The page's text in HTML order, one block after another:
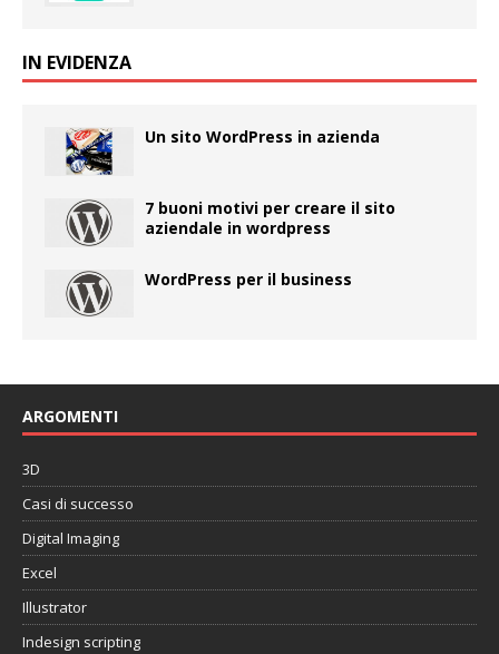
IN EVIDENZA
Un sito WordPress in azienda
7 buoni motivi per creare il sito
aziendale in wordpress
WordPress per il business
ARGOMENTI
3D
Casi di successo
Digital Imaging
Excel
Illustrator
Indesign scripting